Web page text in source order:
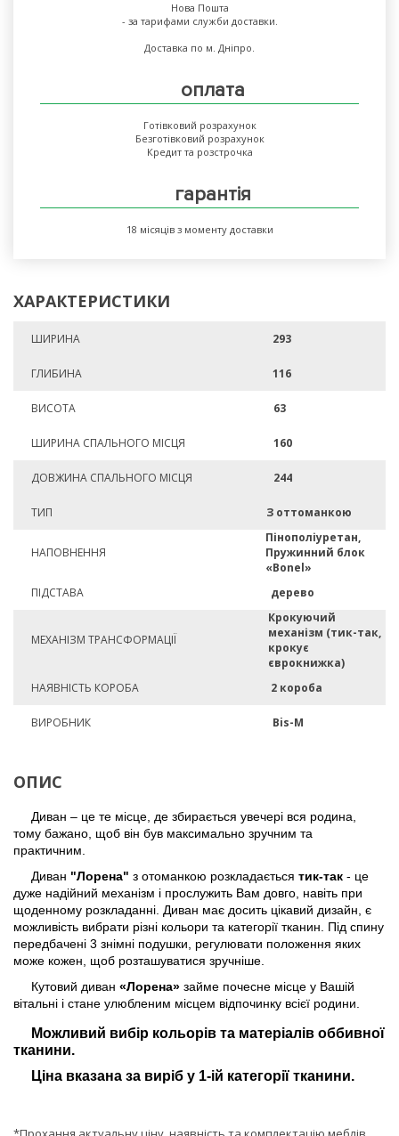
Нова Пошта
- за тарифами служби доставки.
Доставка по м. Дніпро.
оплата
Готівковий розрахунок
Безготівковий розрахунок
Кредит та розстрочка
гарантія
18 місяців з моменту доставки
ХАРАКТЕРИСТИКИ
ШИРИНА 293
ГЛИБИНА 116
ВИСОТА 63
ШИРИНА СПАЛЬНОГО МІСЦЯ 160
ДОВЖИНА СПАЛЬНОГО МІСЦЯ 244
ТИП З оттоманкою
НАПОВНЕННЯ
Пінополіуретан,
Пружинний блок
«Bonel»
ПІДСТАВА
дерево
МЕХАНІЗМ ТРАНСФОРМАЦІЇ
Крокуючий
механізм (тик-так,
крокує
єврокнижка)
НАЯВНІСТЬ КОРОБА
2 короба
ВИРОБНИК Bis-M
ОПИС
Диван – це те місце, де збирається увечері вся родина,
тому бажано, щоб він був максимально зручним та
практичним.
Диван "Лорена" з отоманкою розкладається тик-так- це
дуже надійний механізм і прослужить Вам довго, навіть при
щоденному розкладанні. Диван має досить цікавий дизайн, є
можливість вибрати різні кольори та категорії тканин. Під спину
передбачені 3 знімні подушки, регулювати положення яких
може кожен, щоб розташуватися зручніше.
Кутовий диван «Лорена»займе почесне місце у Вашій
вітальні і стане улюбленим місцем відпочинку всієї родини.
Можливий вибір кольорів та матеріалів оббивної
тканини.
Ціна вказана за виріб у 1-ій категорії тканини.